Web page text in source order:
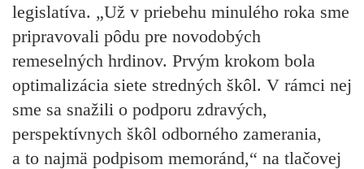
legislatíva. „Už v priebehu minulého roka sme
pripravovali pôdu pre novodobých
remeselných hrdinov. Prvým krokom bola
optimalizácia siete stredných škôl. V rámci nej
sme sa snažili o podporu zdravých,
perspektívnych škôl odborného zamerania,
a to najmä podpisom memoránd,“ na tlačovej